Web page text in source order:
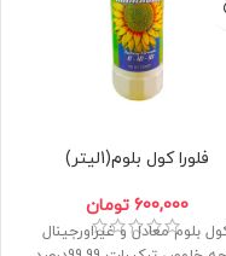
فلورا کول بلوم(1لیتر)
600,000 تومان
بلوم معادل و غیراورجینال